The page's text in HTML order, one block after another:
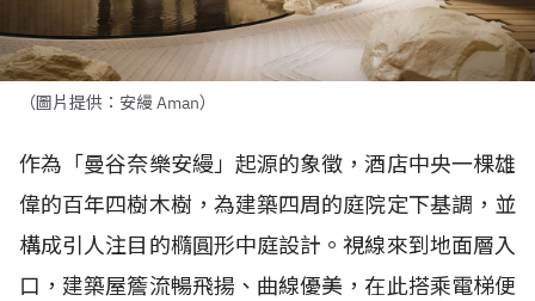
（圖片提供：安縵 Aman）
作為「曼谷奈樂安縵」起源的象徵，酒店中央一棵雄
偉的百年四樹木樹，為建築四周的庭院定下基調，並
構成引人注目的橢圓形中庭設計。視線來到地面層入
口，建築屋簷流暢飛揚、曲線優美，在此搭乘電梯便